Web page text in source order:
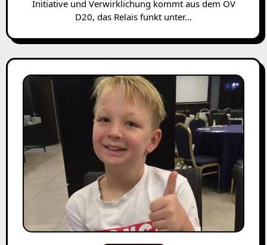
Initiative und Verwirklichung kommt aus dem OV
D20, das Relais funkt unter…